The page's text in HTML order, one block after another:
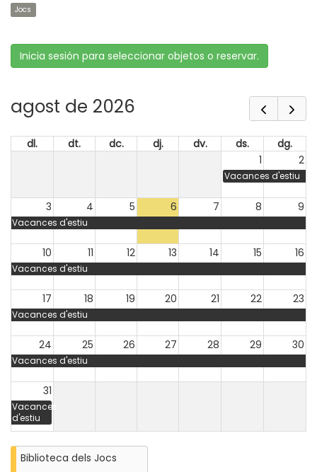
Jocs
Inicia sesión para seleccionar objetos o reservar.
agost de 2026
dl. dt. dc. dj. dv. ds.
dg.
1
2
Vacances d'estiu
3 4 5 6 7 8 9
Vacances d'estiu
10 11 12 13 14 15 16
Vacances d'estiu
17 18 19 20 21 22 23
Vacances d'estiu
24 25 26 27 28 29 30
Vacances d'estiu
31
Vacances
d'estiu
Biblioteca dels Jocs